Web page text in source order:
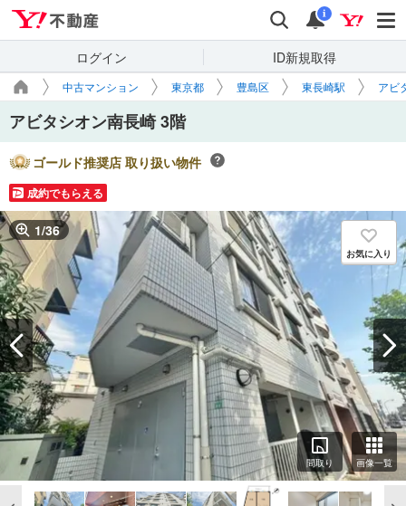
検索 通知
i
ログイン ID新規取得
中古マンション 東京都 豊島区 東長崎駅 アビ
アビタシオン南長崎 3階
ゴールド推奨店 取り扱い物件
成約でもらえる
1/36
お気に入り
間取り 画像一覧